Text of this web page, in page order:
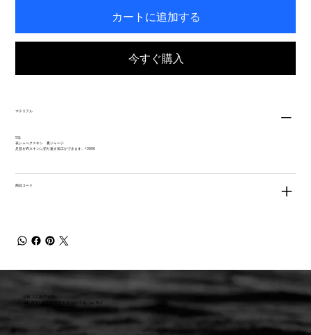
カートに追加する
今すぐ購入
マテリアル
5SJ:
表シャークスキン 裏ジャージ
足首をWスキンに切り返す加工ができます。+3000
商品コード
小林ゴム株式会社
441-8016 愛知県豊橋市新栄町字東小向76-1